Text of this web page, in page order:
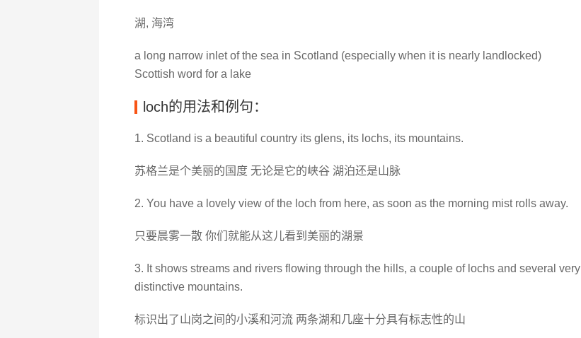
湖, 海湾
a long narrow inlet of the sea in Scotland (especially when it is nearly landlocked)
Scottish word for a lake
loch的用法和例句：
1. Scotland is a beautiful country its glens, its lochs, its mountains.
苏格兰是个美丽的国度 无论是它的峡谷 湖泊还是山脉
2. You have a lovely view of the loch from here, as soon as the morning mist rolls away.
只要晨雾一散 你们就能从这儿看到美丽的湖景
3. It shows streams and rivers flowing through the hills, a couple of lochs and several very
distinctive mountains.
标识出了山岗之间的小溪和河流 两条湖和几座十分具有标志性的山